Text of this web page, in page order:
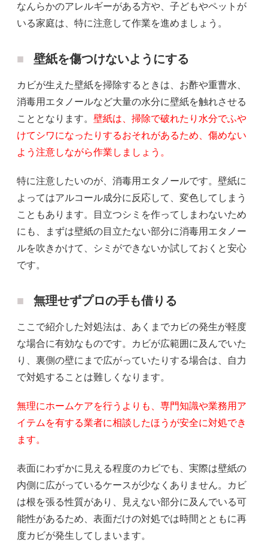
なんらかのアレルギーがある方や、子どもやペットが
いる家庭は、特に注意して作業を進めましょう。
壁紙を傷つけないようにする
カビが生えた壁紙を掃除するときは、お酢や重曹水、
消毒用エタノールなど大量の水分に壁紙を触れさせる
こととなります。 壁紙は、掃除で破れたり水分でふや
けてシワになったりするおそれがあるため、傷めない
よう注意しながら作業しましょう。
特に注意したいのが、消毒用エタノールです。壁紙に
よってはアルコール成分に反応して、変色してしまう
こともあります。目立つシミを作ってしまわないため
にも、まずは壁紙の目立たない部分に消毒用エタノー
ルを吹きかけて、シミができないか試しておくと安心
です。
無理せずプロの手も借りる
ここで紹介した対処法は、あくまでカビの発生が軽度
な場合に有効なものです。カビが広範囲に及んでいた
り、裏側の壁にまで広がっていたりする場合は、自力
で対処することは難しくなります。
無理にホームケアを行うよりも、専門知識や業務用ア
イテムを有する業者に相談したほうが安全に対処でき
ます。
表面にわずかに見える程度のカビでも、実際は壁紙の
内側に広がっているケースが少なくありません。カビ
は根を張る性質があり、見えない部分に及んでいる可
能性があるため、表面だけの対処では時間とともに再
度カビが発生してしまいます。